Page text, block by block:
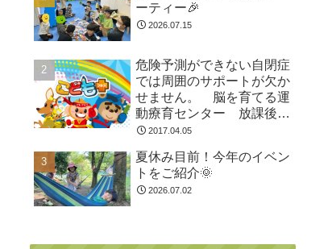
ーティー🎉
2026.07.15
危険予測ができない自閉症
では周囲のサポートが欠か
せません。 脳を育てる運
動療育センター 放課後等
デイサービスのチャイル
2017.04.05
夏休み目前！今年のイベン
トをご紹介🌞
2026.07.02